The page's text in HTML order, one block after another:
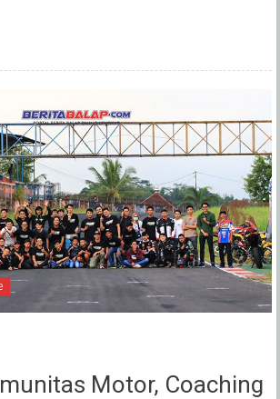
Motor, Coaching